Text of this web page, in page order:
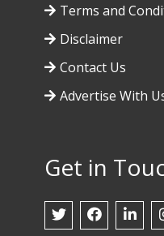
Terms and
Disclaimer
Contact Us
Advertise With
Get in